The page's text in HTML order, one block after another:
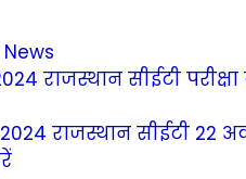
राजस्थान सीईटी
2024 राजस्थान सीईटी